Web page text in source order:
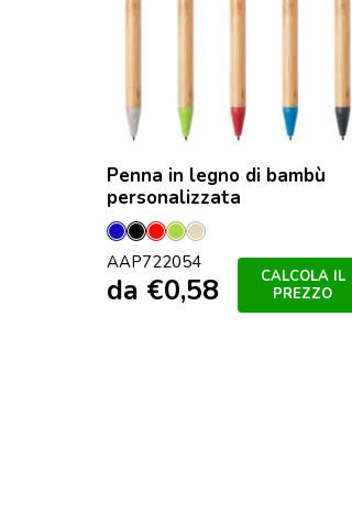
Penna in legno di bambù
personalizzata
BluNeroRosso
Lime
Verde
Naturale
AAP722054
da €0,58
CALCOLA IL
PREZZO